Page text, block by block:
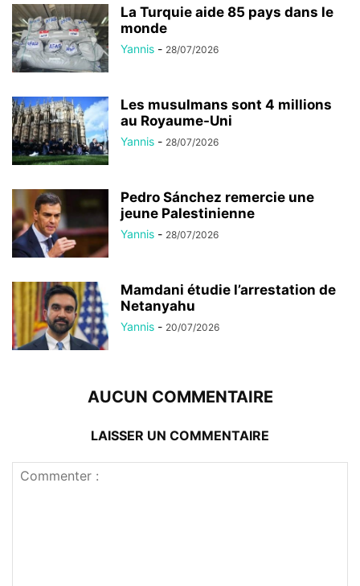
La Turquie aide 85 pays dans le
monde
Yannis - 28/07/2026
Les musulmans sont 4 millions
au Royaume-Uni
Yannis - 28/07/2026
Pedro Sánchez remercie une
jeune Palestinienne
Yannis - 28/07/2026
Mamdani étudie l’arrestation de
Netanyahu
Yannis - 20/07/2026
AUCUN COMMENTAIRE
LAISSER UN COMMENTAIRE